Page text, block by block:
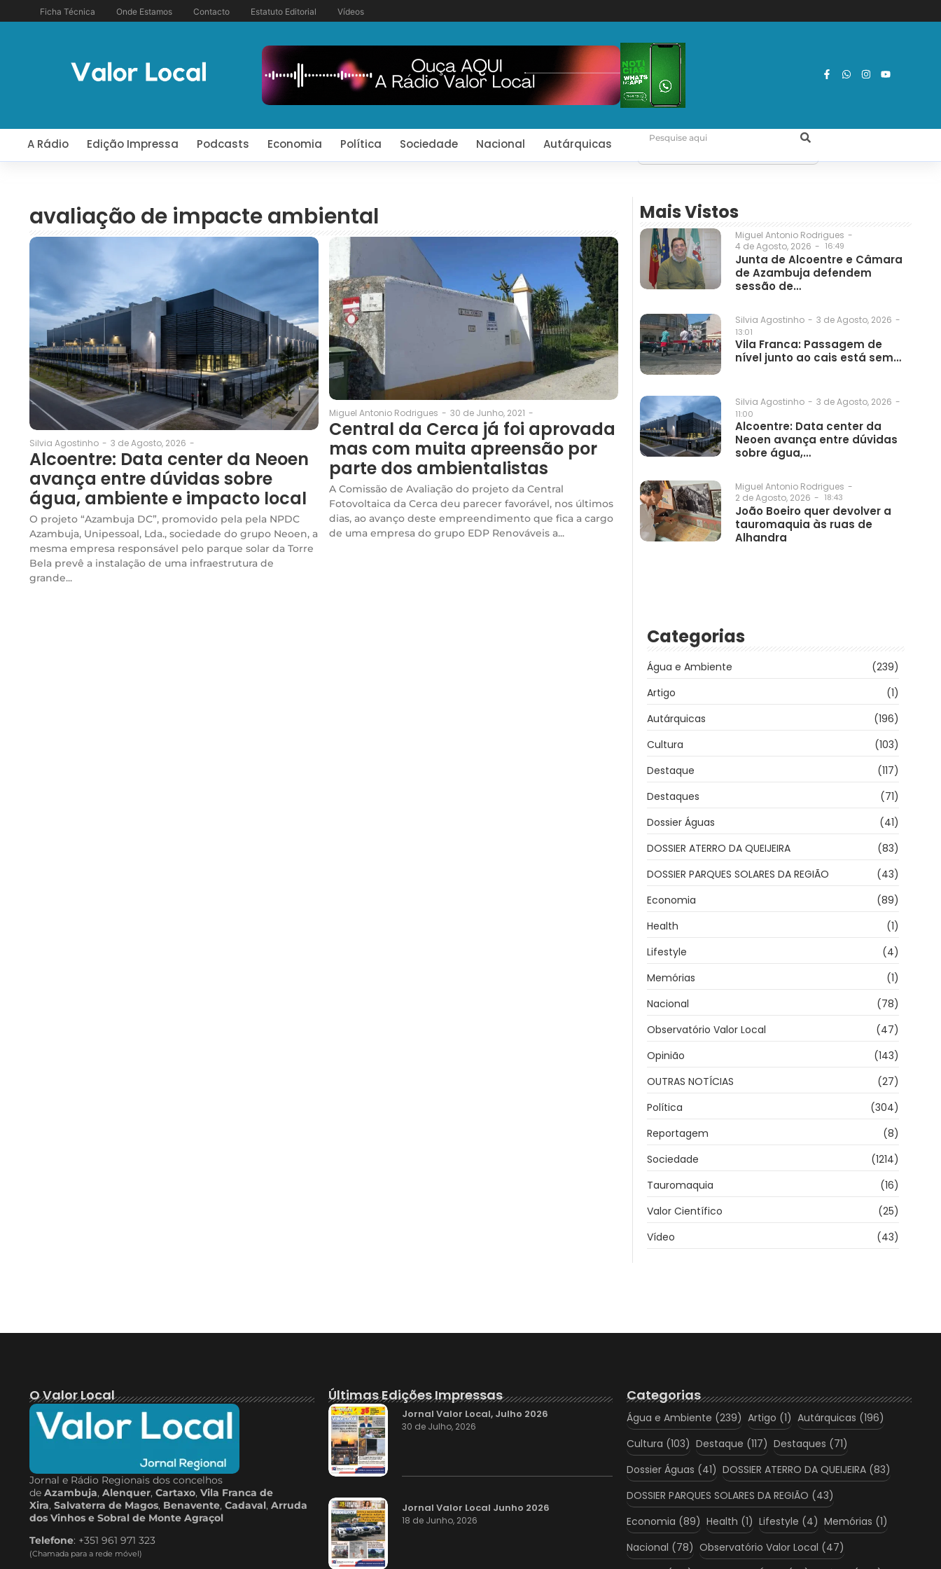
Ficha Técnica Onde Estamos Contacto Estatuto Editorial Vídeos
A Rádio Edição Impressa Podcasts Economia Política Sociedade Nacional Autárquicas
avaliação de impacte ambiental
Silvia Agostinho - 3 de Agosto, 2026 -
Alcoentre: Data center da Neoen
avança entre dúvidas sobre
água, ambiente e impacto local
O projeto “Azambuja DC”, promovido pela pela NPDC
Azambuja, Unipessoal, Lda., sociedade do grupo Neoen, a
mesma empresa responsável pelo parque solar da Torre
Bela prevê a instalação de uma infraestrutura de
grande...
Miguel Antonio Rodrigues - 30 de Junho, 2021 -
Central da Cerca já foi aprovada
mas com muita apreensão por
parte dos ambientalistas
A Comissão de Avaliação do projeto da Central
Fotovoltaica da Cerca deu parecer favorável, nos últimos
dias, ao avanço deste empreendimento que fica a cargo
de uma empresa do grupo EDP Renováveis a...
Mais Vistos
Miguel Antonio Rodrigues -
4 de Agosto, 2026 - 16:49
Junta de Alcoentre e Câmara
de Azambuja defendem
sessão de…
Silvia Agostinho - 3 de Agosto, 2026 -
13:01
Vila Franca: Passagem de
nível junto ao cais está sem…
Silvia Agostinho - 3 de Agosto, 2026 -
11:00
Alcoentre: Data center da
Neoen avança entre dúvidas
sobre água,…
Miguel Antonio Rodrigues -
2 de Agosto, 2026 - 18:43
João Boeiro quer devolver a
tauromaquia às ruas de
Alhandra
Categorias
Água e Ambiente
(239)
Artigo
(1)
Autárquicas
(196)
Cultura
(103)
Destaque
(117)
Destaques
(71)
Dossier Águas
(41)
DOSSIER ATERRO DA QUEIJEIRA
(83)
DOSSIER PARQUES SOLARES DA REGIÃO
(43)
Economia
(89)
Health
(1)
Lifestyle
(4)
Memórias
(1)
Nacional
(78)
Observatório Valor Local
(47)
Opinião
(143)
OUTRAS NOTÍCIAS
(27)
Política
(304)
Reportagem
(8)
Sociedade
(1214)
Tauromaquia
(16)
Valor Científico
(25)
Vídeo
(43)
O Valor Local
Jornal e Rádio Regionais dos concelhos
de Azambuja, Alenquer, Cartaxo, Vila Franca de
Xira, Salvaterra de Magos, Benavente, Cadaval, Arruda
dos Vinhos e Sobral de Monte Agraçol
Telefone: +351 961 971 323
(Chamada para a rede móvel)
Últimas Edições Impressas
Jornal Valor Local, Julho 2026
30 de Julho, 2026
Jornal Valor Local Junho 2026
18 de Junho, 2026
Categorias
Água e Ambiente (239) Artigo (1) Autárquicas (196)
Cultura (103) Destaque (117) Destaques (71)
Dossier Águas (41) DOSSIER ATERRO DA QUEIJEIRA (83)
DOSSIER PARQUES SOLARES DA REGIÃO (43)
Economia (89) Health (1) Lifestyle (4) Memórias (1)
Nacional (78) Observatório Valor Local (47)